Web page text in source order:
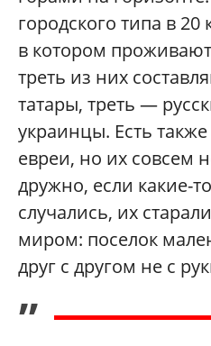
городского типа в
в котором
треть из них
татары, треть —
украинцы. Есть
евреи, но их совсем
дружно, если какие-
случались, их
миром: поселок
друг с другом не с
„